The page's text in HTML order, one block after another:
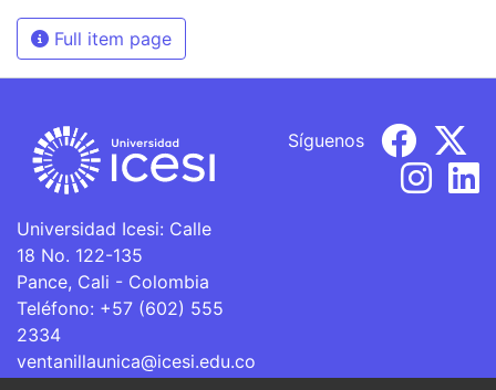
Full item page
Universidad Icesi: Calle
18 No. 122-135
Pance, Cali - Colombia
Teléfono: +57 (602) 555
2334
ventanillaunica@icesi.edu.co
Síguenos